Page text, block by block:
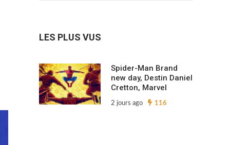
LES PLUS VUS
Spider-Man Brand
new day, Destin Daniel
Cretton, Marvel
2 jours ago 116